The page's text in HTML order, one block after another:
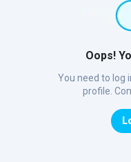
Oops!
You need to log
profile.